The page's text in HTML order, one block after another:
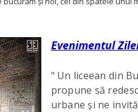
Evenimentul
" Un liceean din
propune să
urbane și ne